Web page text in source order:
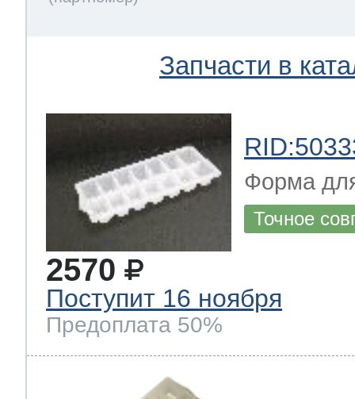
Запчасти в
Форма
Точное
2570
Поступит 16 ноября
Предоплата 50%